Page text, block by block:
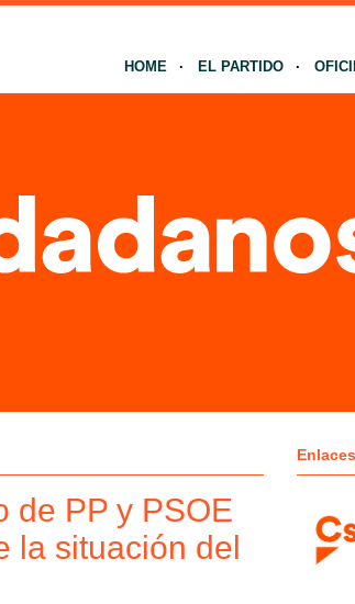
HOME EL PARTIDO
de PP y PSOE
la situación del
Enlaces